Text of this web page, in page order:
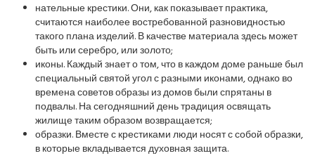
нательные крестики. Они, как показывает практика,
считаются наиболее востребованной разновидностью
такого плана изделий. В качестве материала здесь может
быть или серебро, или золото;
иконы. Каждый знает о том, что в каждом доме раньше был
специальный святой угол с разными иконами, однако во
времена советов образы из домов были спрятаны в
подвалы. На сегодняшний день традиция освящать
жилище таким образом возвращается;
образки. Вместе с крестиками люди носят с собой образки,
в которые вкладывается духовная защита.